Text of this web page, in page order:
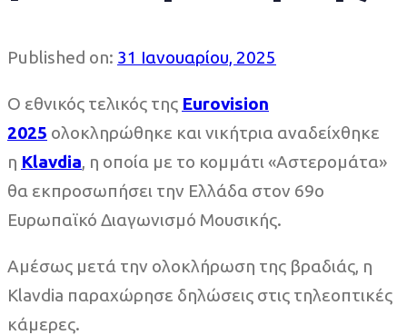
Published on: 31 Ιανουαρίου, 2025
Ο εθνικός τελικός της Eurovision
2025 ολοκληρώθηκε και νικήτρια αναδείχθηκε
η Klavdia, η οποία με το κομμάτι «Αστερομάτα»
θα εκπροσωπήσει την Ελλάδα στον 69ο
Ευρωπαϊκό Διαγωνισμό Μουσικής.
Αμέσως μετά την ολοκλήρωση της βραδιάς, η
Klavdia παραχώρησε δηλώσεις στις τηλεοπτικές
κάμερες.